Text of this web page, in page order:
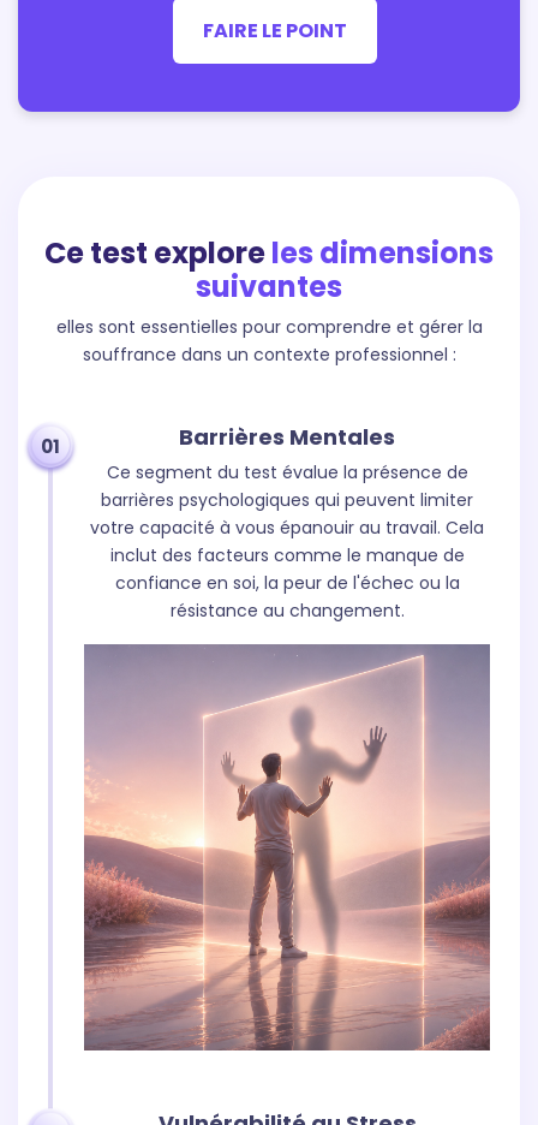
FAIRE LE POINT
Ce test exploreles dimensions
suivantes
elles sont essentielles pour comprendre et gérer la
souffrance dans un contexte professionnel :
Barrières Mentales
Ce segment du test évalue la présence de
barrières psychologiques qui peuvent limiter
votre capacité à vous épanouir au travail. Cela
inclut des facteurs comme le manque de
confiance en soi, la peur de l'échec ou la
résistance au changement.
01